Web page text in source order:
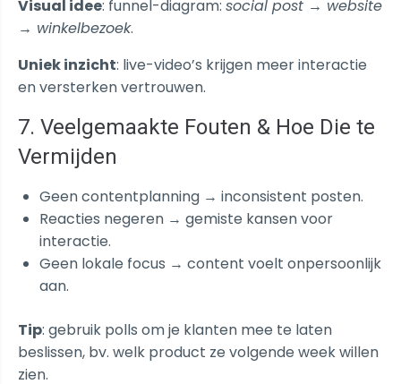
Visual idee: funnel-diagram: social post → website
→ winkelbezoek.
Uniek inzicht: live-video’s krijgen meer interactie
en versterken vertrouwen.
7. Veelgemaakte Fouten & Hoe Die te
Vermijden
Geen contentplanning → inconsistent posten.
Reacties negeren → gemiste kansen voor
interactie.
Geen lokale focus → content voelt onpersoonlijk
aan.
Tip: gebruik polls om je klanten mee te laten
beslissen, bv. welk product ze volgende week willen
zien.